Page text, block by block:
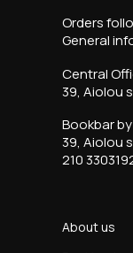
Orders
General
Central
39, Aiolou
Bookbar
39, Aiolou
210
About us